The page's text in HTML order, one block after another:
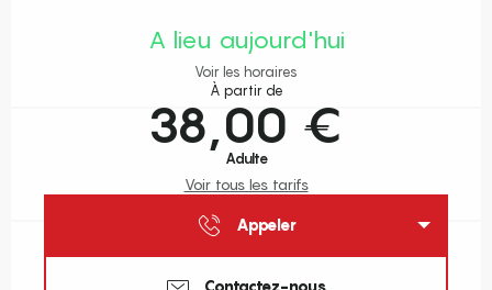
A lieu aujourd'hui
Voir les horaires
À partir de
38,00 €
Adulte
Voir tous les tarifs
Appeler
Contactez-nous